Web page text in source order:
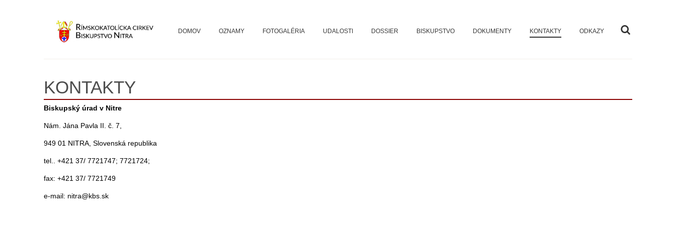
DOMOV OZNAMY FOTOGALÉRIA UDALOSTI DOSSIER BISKUPSTVO DOKUMENTY KONTAKTY ODKAZY
KONTAKTY
Biskupský úrad v Nitre
Nám. Jána Pavla II. č. 7,
949 01 NITRA, Slovenská republika
tel.. +421 37/ 7721747; 7721724;
fax: +421 37/ 7721749
e-mail: nitra@kbs.sk